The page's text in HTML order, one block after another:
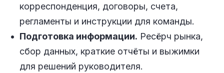
корреспонденция, договоры, счета,
регламенты и инструкции для команды.
Подготовка информации. Ресёрч рынка,
сбор данных, краткие отчёты и выжимки
для решений руководителя.